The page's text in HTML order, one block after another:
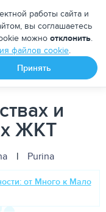
Москва
От блох и клещей
Лечебно-
и
ЖКТ
| Purina
от Много к Мало
работы сайта и
вы соглашаетесь
можно отклонить.
файлов cookie.
Принять